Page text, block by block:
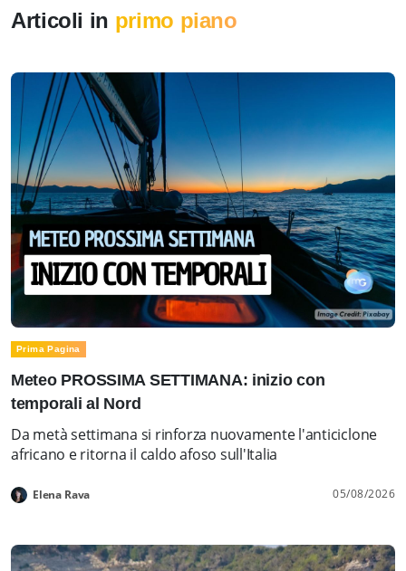
Articoli in primo piano
Prima Pagina
Meteo PROSSIMA SETTIMANA: inizio con
temporali al Nord
Da metà settimana si rinforza nuovamente l'anticiclone
africano e ritorna il caldo afoso sull'Italia
Elena Rava 05/08/2026